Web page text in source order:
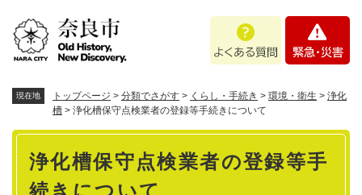
あ
問
・
現在地 トップページ > 分類でさがす > くらし・手続き > 環境・衛生 > 浄化
槽 > 浄化槽保守点検業者の登録等手続きについて
本
浄化槽保守点検業者の登録等手
続きについて